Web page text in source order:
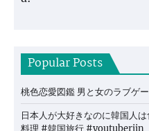
Popular Posts
桃色恋愛図鑑 男と女のラブゲ
日本人が大好きなのに韓国人
料理 #韓国旅行 #youtuberjin